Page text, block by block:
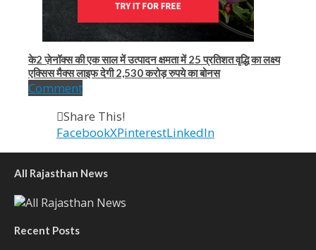
के2 ज़ेनॉक्स की एक साल में उत्पादन क्षमता में 25 प्रतिशत वृद्धि का लक्ष्य
एक्सिस मैक्स लाइफ देगी 2,530 करोड़ रुपये का बोनस
Comment
Share This!
FacebookXPinterestLinkedIn
All Rajasthan News
Recent Posts